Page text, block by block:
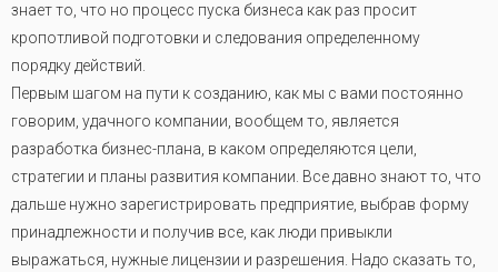
знает то, что но процесс пуска бизнеса как раз просит
кропотливой подготовки и следования определенному
порядку действий.
Первым шагом на пути к созданию, как мы с вами постоянно
говорим, удачного компании, вообщем то, является
разработка бизнес-плана, в каком определяются цели,
стратегии и планы развития компании. Все давно знают то, что
дальше нужно зарегистрировать предприятие, выбрав форму
принадлежности и получив все, как люди привыкли
выражаться, нужные лицензии и разрешения. Надо сказать то,